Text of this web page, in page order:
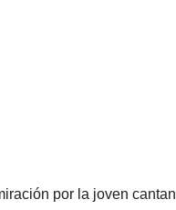
por la joven